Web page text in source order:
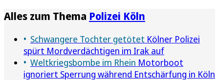
Alles zum Thema Polizei Köln
Schwangere Tochter getötet Kölner Polizei
spürt Mordverdächtigen im Irak auf
Weltkriegsbombe im Rhein Motorboot
ignoriert Sperrung während Entschärfung in Köln